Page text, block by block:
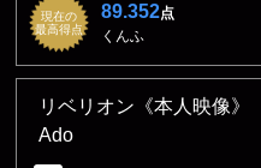
現在の
最高得点
89.352点
くんふ
リベリオン《本人映像》
Ado